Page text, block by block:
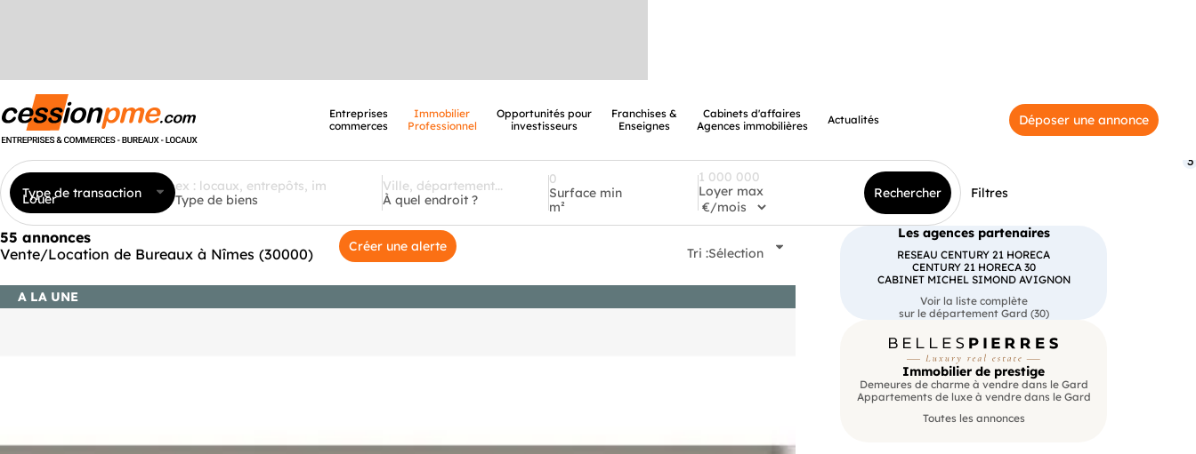
Entreprises
commerces
Immobilier
Professionnel
Opportunités pour
investisseurs
Franchises &
Enseignes
Cabinets d'affaires
Agences immobilières
Actualités Déposer une annonce
Type de transaction
Louer Type de biens À quel endroit ?
Surface min
m²
Loyer max Rechercher Filtres
3
55 annonces
Vente/Location de Bureaux à Nîmes (30000)
Créer une alerte Tri :Sélection
A LA UNE
Les agences partenaires
RESEAU CENTURY 21 HORECA
CENTURY 21 HORECA 30
CABINET MICHEL SIMOND AVIGNON
Voir la liste complète
sur le département Gard (30)
Immobilier de prestige
Demeures de charme à vendre dans le Gard
Appartements de luxe à vendre dans le Gard
Toutes les annonces